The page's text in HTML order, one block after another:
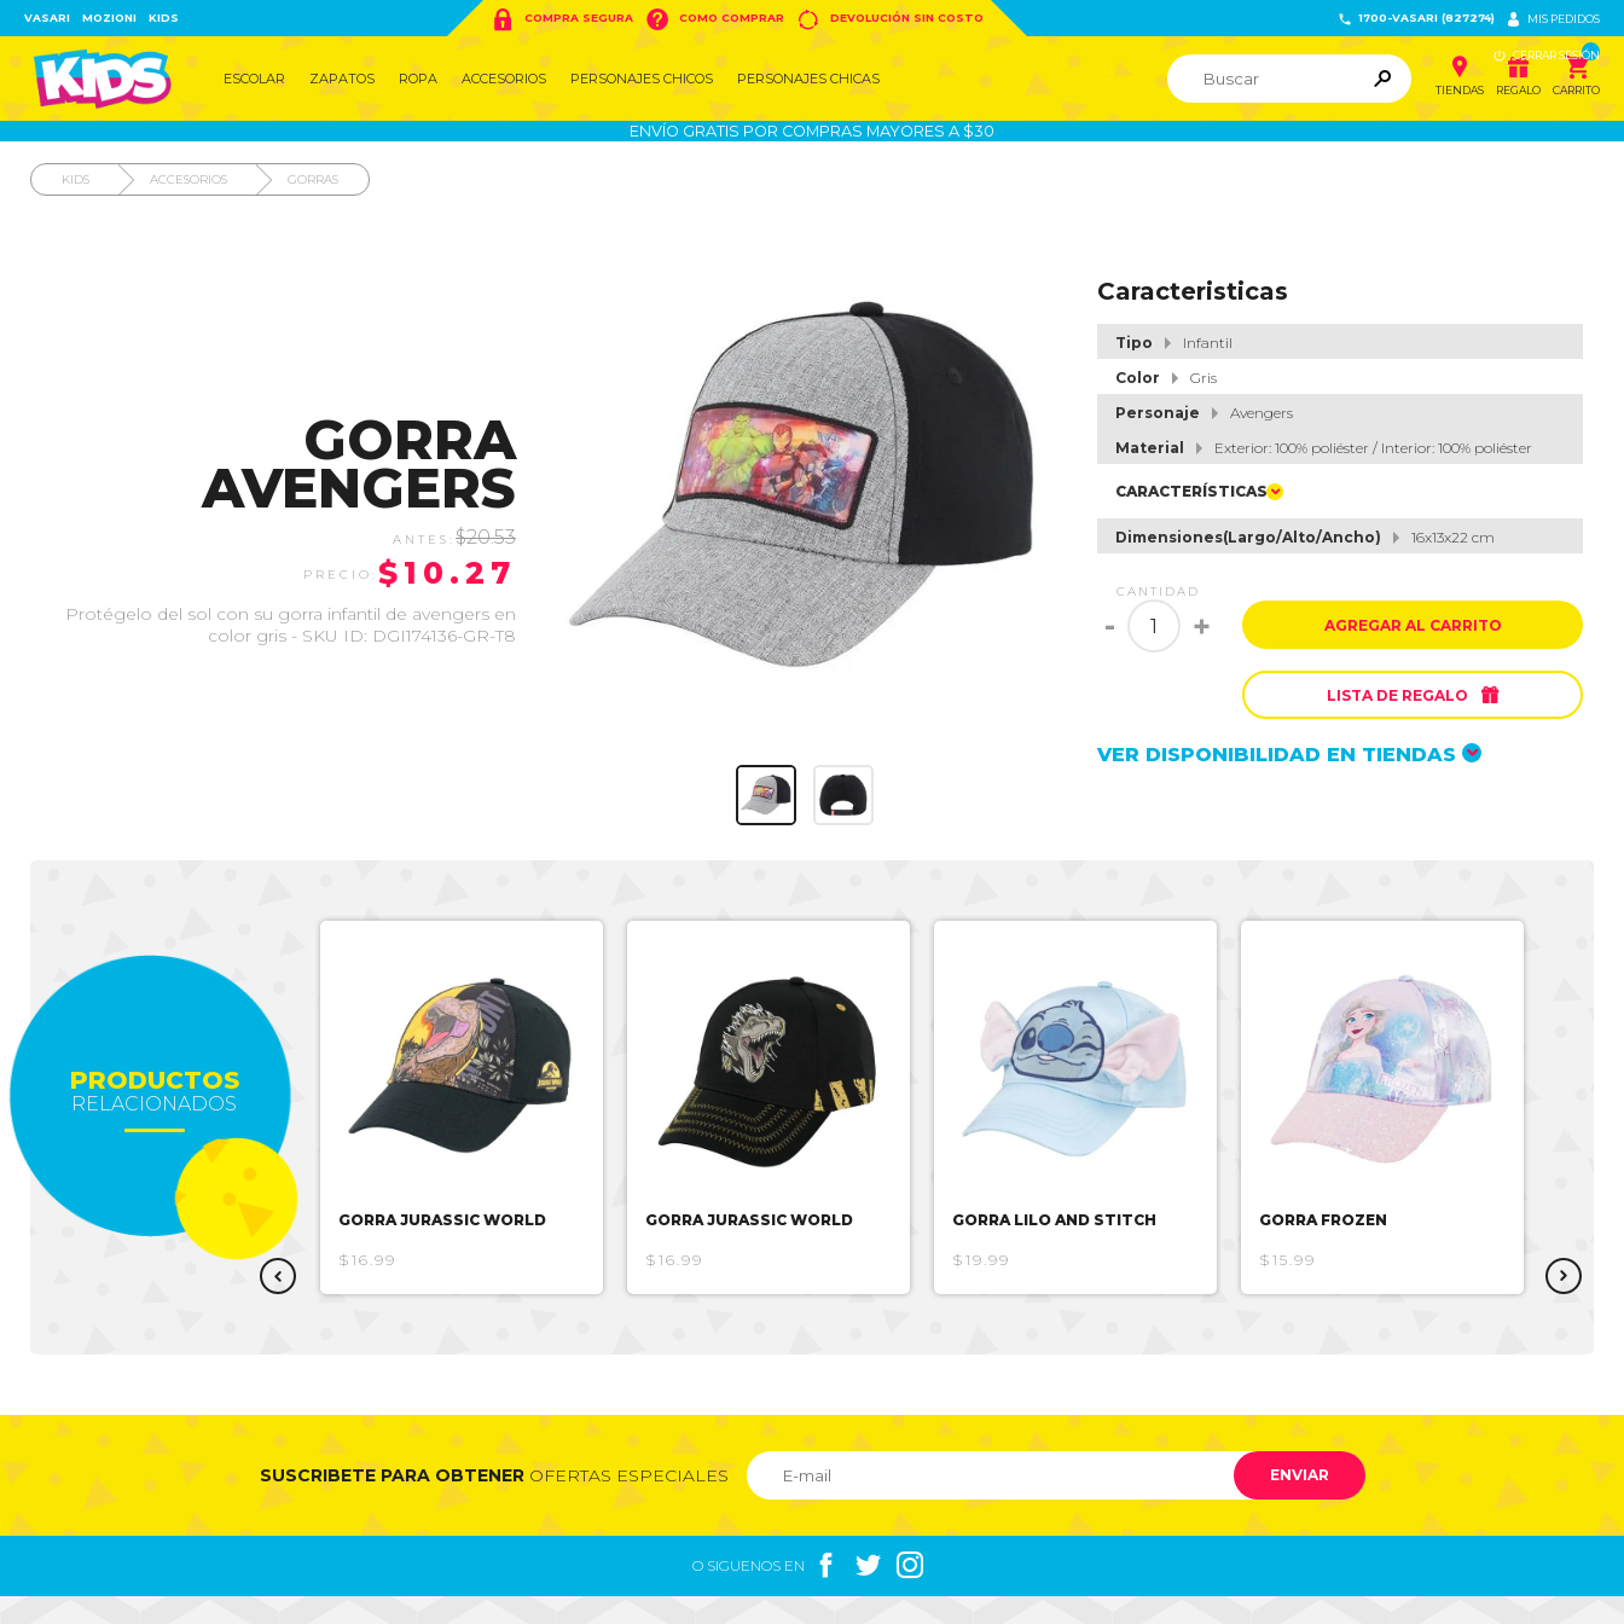
VASARI MOZIONI KIDS  COMPRA SEGURA  COMO COMPRAR  DEVOLUCIÓN SIN COSTO  1700-VASARI (827274)  MIS PEDIDOS
 CERRAR SESIÓN
ESCOLAR ZAPATOS ROPA ACCESORIOS PERSONAJES CHICOS PERSONAJES CHICAS  
TIENDAS

REGALO
ຐ
CARRITO
ENVÍO GRATIS POR COMPRAS MAYORES A $30
KIDS ACCESORIOS GORRAS
GORRA
AVENGERS
$20.53
$10.27
Protégelo del sol con su gorra infantil de avengers en
color gris - SKU ID: DGI174136-GR-T8
Caracteristicas
Tipo
Infantil
Color
Gris
Personaje
Avengers
Material
Exterior: 100% poliéster / Interior: 100% poliéster
CARACTERÍSTICAS
Dimensiones(Largo/Alto/Ancho) 16x13x22 cm
CANTIDAD
- + AGREGAR AL CARRITO
LISTA DE REGALO 
VER DISPONIBILIDAD EN TIENDAS
PRODUCTOS
RELACIONADOS
GORRA VASARI GORRA JURASSIC WORLD
$16.99
GORRA JURASSIC WORLD
$16.99
GORRA LILO AND STITCH
$19.99
GORRA FROZEN
$15.99 $14.36
SUSCRIBETE PARA OBTENEROFERTAS ESPECIALES ENVIAR
O SIGUENOS EN   